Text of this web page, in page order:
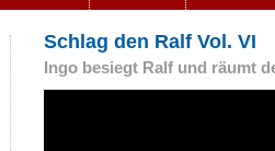
Schlag den Ralf Vol. VI
Ingo besiegt Ralf und räumt